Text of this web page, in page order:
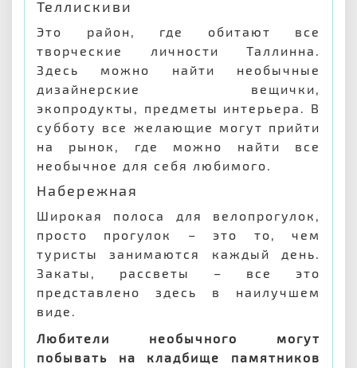
Теллискиви
Это район, где обитают все
творческие личности Таллинна.
Здесь можно найти необычные
дизайнерские вещички,
экопродукты, предметы интерьера. В
субботу все желающие могут прийти
на рынок, где можно найти все
необычное для себя любимого.
Набережная
Широкая полоса для велопрогулок,
просто прогулок – это то, чем
туристы занимаются каждый день.
Закаты, рассветы – все это
представлено здесь в наилучшем
виде.
Любители необычного могут
побывать на кладбище памятников